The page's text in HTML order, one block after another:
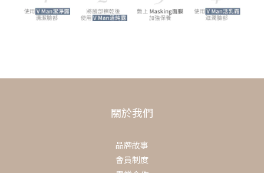
關於我們
品牌故事
會員制度